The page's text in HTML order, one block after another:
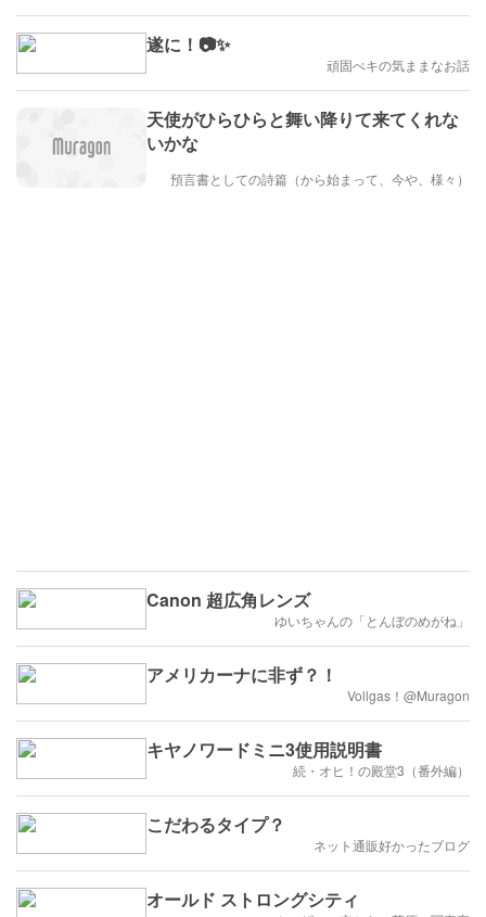
遂に！📷✨
頑固ぺキの気ままなお話
天使がひらひらと舞い降りて来てくれな
いかな
預言書としての詩篇（から始まって、今や、様々）
Canon 超広角レンズ
ゆいちゃんの「とんぼのめがね」
アメリカーナに非ず？！
Vollgas！@Muragon
キヤノワードミニ3使用説明書
続・オヒ！の殿堂3（番外編）
こだわるタイプ？
ネット通販好かったブログ
オールド ストロングシティ